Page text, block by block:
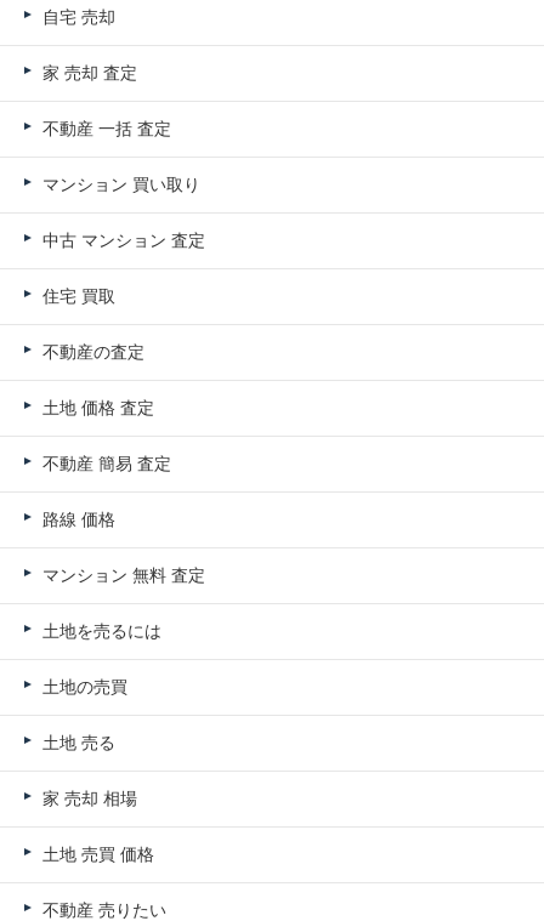
自宅 売却
家 売却 査定
不動産 一括 査定
マンション 買い取り
中古 マンション 査定
住宅 買取
不動産の査定
土地 価格 査定
不動産 簡易 査定
路線 価格
マンション 無料 査定
土地を売るには
土地の売買
土地 売る
家 売却 相場
土地 売買 価格
不動産 売りたい